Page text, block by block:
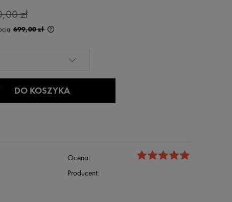
zł
699,00 zł
momentu,
DO KOSZYKA
Ocena:
Producent: